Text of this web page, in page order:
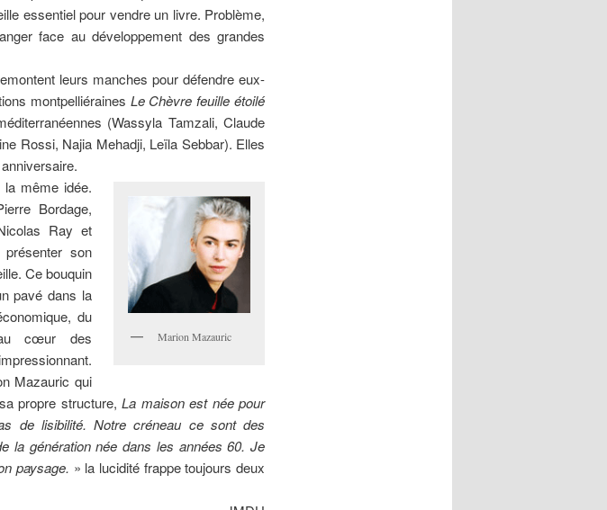
essentiel pour vendre un livre. Problème,
face au développement des grandes
leurs manches pour défendre eux-
montpelliéraines Le Chèvre feuille étoilé
(Wassyla Tamzali, Claude
Rossi, Najia Mehadji, Leïla Sebbar). Elles
Marion Mazauric
même idée.
Bordage,
Ray et
son
Ce bouquin
pavé dans la
du
au cœur des
Mazauric qui
propre structure,La maison est née pour
de lisibilité. Notre créneau ce sont des
la génération née dans les années 60. Je
paysage. » la lucidité frappe toujours deux